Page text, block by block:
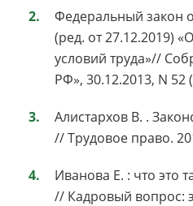
Федеральный закон
(ред. от 27.12.2019)
условий труда»//
РФ», 30.12.2013, N 52
Алистархов В. .
// Трудовое право.
Иванова Е. : что это
// Кадровый вопрос: